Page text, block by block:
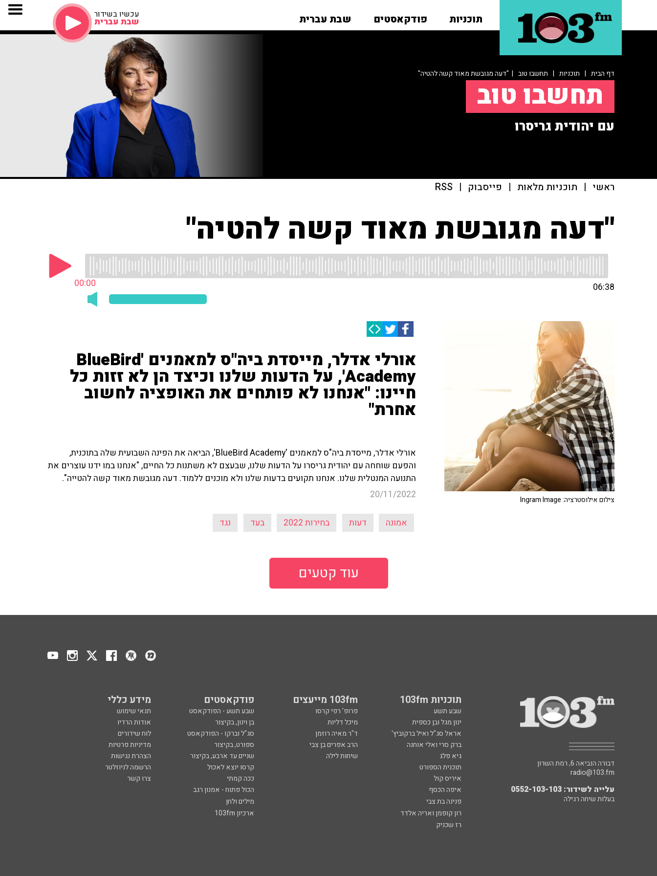
תוכניות פודקאסטים שבת עברית עכשיו בשידור
שבת עברית
דף הבית | תוכניות | תחשבו טוב | "דעה מגובשת מאוד קשה להטיה"
תחשבו טוב
עם יהודית גריסרו
ראשי | תוכניות מלאות | פייסבוק |
RSS
"דעה מגובשת מאוד קשה להטיה"
00:00 06:38
אורלי אדלר, מייסדת ביה"ס למאמנים 'BlueBird
Academy', על הדעות שלנו וכיצד הן לא זזות כל
חיינו: "אנחנו לא פותחים את האופציה לחשוב
אחרת"
אורלי אדלר, מייסדת ביה"ס למאמנים 'BlueBird Academy', הביאה את הפינה השבועית שלה בתוכנית,
והפעם שוחחה עם יהודית גריסרו על הדעות שלנו, שבעצם לא משתנות כל החיים, "אנחנו במו ידנו עוצרים את
התנועה המנטלית שלנו. אנחנו תקועים בדעות שלנו ולא מוכנים ללמוד. דעה מגובשת מאוד קשה להטייה".
20/11/2022
אמונה דעות בחירות 2022 בעד נגד
צילום אילוסטרציה: Ingram Image
עוד קטעים
תוכניות 103fm 103fm מייעצים פודקאסטים מידע כללי
שבע תשע פרופ' רפי קרסו שבע תשע - הפודקאסט
תנאי שימוש
ינון מגל ובן כספית
מיכל דליות בן וינון, בקיצור
אודות הרדיו
אראל סג"ל ואיל ברקוביץ'
ד"ר מאיה רוזמן סג"ל וברקו - הפודקאסט
לוח שידורים
ברק סרי ואלי אוחנה
הרב אפרים בן צבי ספורט, בקיצור
מדיניות פרטיות
גיא פלג
שיחות לילה שניים עד ארבע, בקיצור
הצהרת נגישות
תוכנית הספורט
קרסו יוצא לאכול
הרשמה לניוזלטר
איריס קול
ככה קמתי
צרו קשר
איפה הכסף
הכול פתוח - אמנון רגב
פנינה בת צבי
מילים ולחן
רון קופמן ואריה אלדד
ארכיון 103fm
רז שכניק
דבורה הנביאה 6, רמת השרון
radio@103.fm
עלייה לשידור: 0552-103-103
בעלות שיחה רגילה